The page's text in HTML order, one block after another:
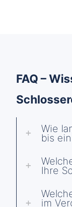
FAQ –
Wie
bis
Ihre
im